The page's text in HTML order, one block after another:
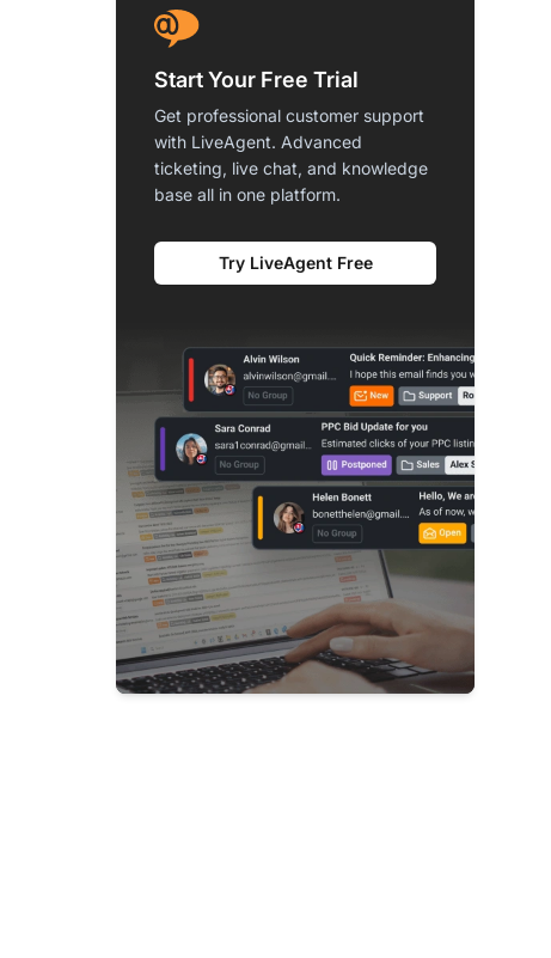
Start Your Free Trial
Get professional customer support
with LiveAgent. Advanced
ticketing, live chat, and knowledge
base all in one platform.
Try LiveAgent Free